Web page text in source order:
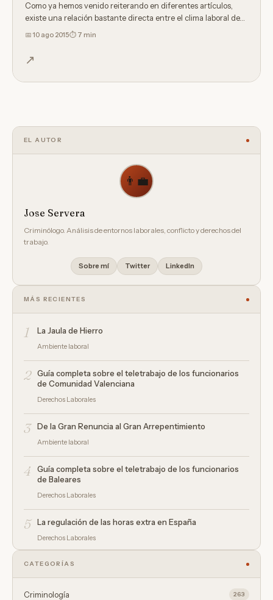
Como ya hemos venido reiterando en diferentes artículos,
existe una relación bastante directa entre el clima laboral de…
📅 10 ago 2015⏱ 7 min
↗
EL AUTOR
👨‍💼
Jose Servera
Criminólogo. Análisis de entornos laborales, conflicto y derechos del
trabajo.
Sobre mí Twitter LinkedIn
MÁS RECIENTES
1 La Jaula de Hierro
Ambiente laboral
2
Guía completa sobre el teletrabajo de los funcionarios
de Comunidad Valenciana
Derechos Laborales
3 De la Gran Renuncia al Gran Arrepentimiento
Ambiente laboral
4
Guía completa sobre el teletrabajo de los funcionarios
de Baleares
Derechos Laborales
5 La regulación de las horas extra en España
Derechos Laborales
CATEGORÍAS
Criminología 263